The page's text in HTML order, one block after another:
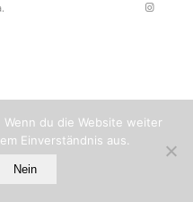
du die Website weiter
Einverständnis aus.
Nein